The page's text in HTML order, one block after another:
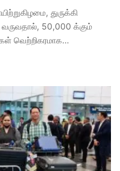
துருக்கி
வருவதால், 50,000 க்கும்
வெற்றிகரமாக…